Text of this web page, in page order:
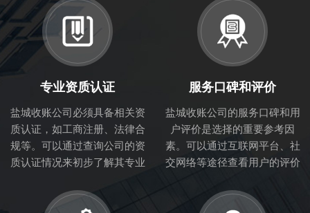
专业资质认证
盐城收账公司必须具备相关资
质认证，如工商注册、法律合
规等。可以通过查询公司的资
质认证情况来初步了解其专业
服务口碑和评价
盐城收账公司的服务口碑和用
户评价是选择的重要参考因
素。可以通过互联网平台、社
交网络等途径查看用户的评价
服务质量。